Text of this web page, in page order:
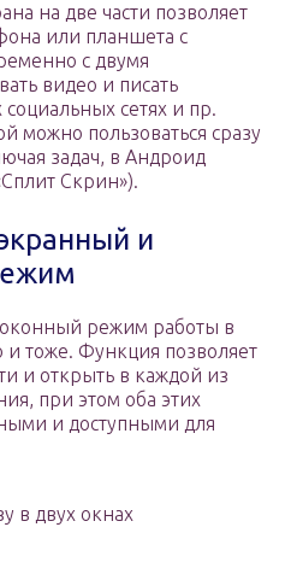
на две части позволяет
или планшета с
с двумя
видео и писать
сетях и пр.
можно пользоваться сразу
задач, в Андроид
Скрин»).
и
режим работы в
и тоже. Функция позволяет
и открыть в каждой из
при этом оба этих
и доступными для
в двух окнах